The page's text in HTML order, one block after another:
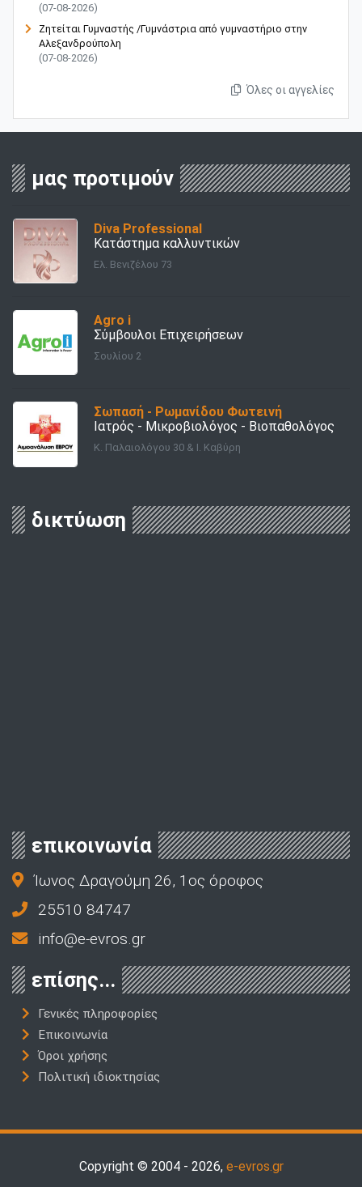
(07-08-2026)
Ζητείται Γυμναστής /Γυμνάστρια από γυμναστήριο στην
Αλεξανδρούπολη
(07-08-2026)
Όλες οι αγγελίες
μας προτιμούν
Diva Professional
Κατάστημα καλλυντικών
Ελ. Βενιζέλου 73
Agro i
Σύμβουλοι Επιχειρήσεων
Σουλίου 2
Σωπασή - Ρωμανίδου Φωτεινή
Ιατρός - Μικροβιολόγος - Βιοπαθολόγος
Κ. Παλαιολόγου 30 & Ι. Καβύρη
δικτύωση
επικοινωνία
Ίωνος Δραγούμη 26, 1ος όροφος
25510 84747
info@e-evros.gr
επίσης...
Γενικές πληροφορίες
Επικοινωνία
Όροι χρήσης
Πολιτική ιδιοκτησίας
Copyright © 2004 - 2026, e-evros.gr